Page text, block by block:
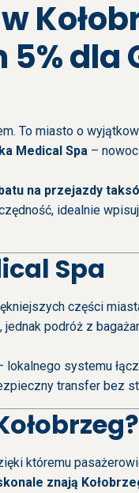
dla
To miasto o
Medical Spa –
na przejazdy
idealnie
Spa
części
podróż z
lokalnego systemu
transfer bez
któremu
znają